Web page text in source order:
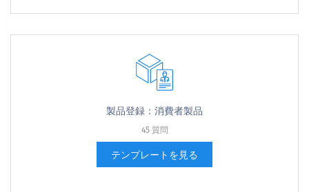
製品登録：消費者製品
45 質問
テンプレートを見る